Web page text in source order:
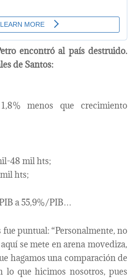
encontró al país destruido.
de Santos:
menos que crecimiento
48 mil hts;
hts;
a 55,9%/PIB…
fue puntual: “Personalmente, no
se mete en arena movediza,
hagamos una comparación de
lo que hicimos nosotros, pues